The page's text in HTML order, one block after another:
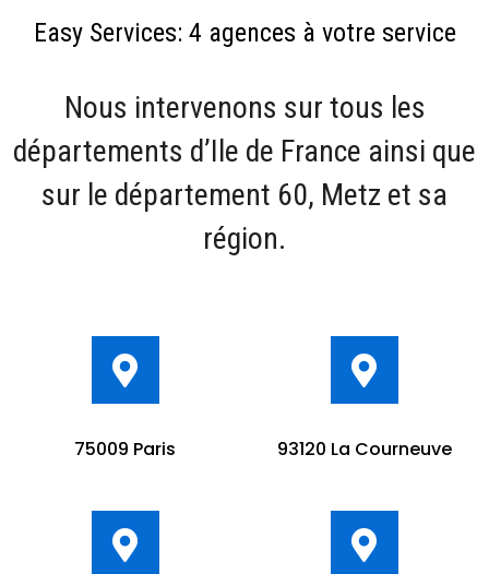
Easy Services: 4 agences à votre service
Nous intervenons sur tous les
départements d’Ile de France ainsi que
sur le département 60, Metz et sa
région.
75009 Paris 93120 La Courneuve